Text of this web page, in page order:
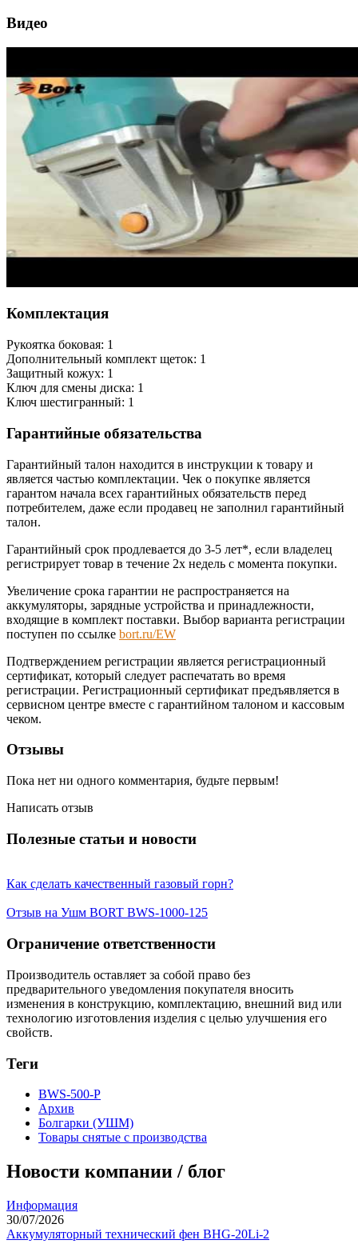
Видео
Комплектация
Рукоятка боковая: 1
Дополнительный комплект щеток: 1
Защитный кожух: 1
Ключ для смены диска: 1
Ключ шестигранный: 1
Гарантийные обязательства
Гарантийный талон находится в инструкции к товару и
является частью комплектации. Чек о покупке является
гарантом начала всех гарантийных обязательств перед
потребителем, даже если продавец не заполнил гарантийный
талон.
Гарантийный срок продлевается до 3-5 лет*, если владелец
регистрирует товар в течение 2х недель с момента покупки.
Увеличение срока гарантии не распространяется на
аккумуляторы, зарядные устройства и принадлежности,
входящие в комплект поставки. Выбор варианта регистрации
поступен по ссылке bort.ru/EW
Подтверждением регистрации является регистрационный
сертификат, который следует распечатать во время
регистрации. Регистрационный сертификат предъявляется в
сервисном центре вместе с гарантийном талоном и кассовым
чеком.
Отзывы
Пока нет ни одного комментария, будьте первым!
Написать отзыв
Полезные статьи и новости
Как сделать качественный газовый горн?
Отзыв на Ушм BORT BWS-1000-125
Ограничение ответственности
Производитель оставляет за собой право без
предварительного уведомления покупателя вносить
изменения в конструкцию, комплектацию, внешний вид или
технологию изготовления изделия с целью улучшения его
свойств.
Теги
BWS-500-P
Архив
Болгарки (УШМ)
Товары снятые с производства
Новости компании / блог
Информация
30/07/2026
Аккумуляторный технический фен BHG-20Li-2